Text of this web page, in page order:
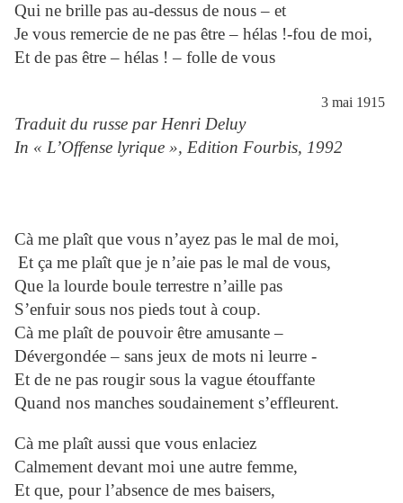
Qui ne brille pas au-dessus de nous – et
Je vous remercie de ne pas être – hélas !-fou de moi,
Et de pas être – hélas ! – folle de vous
3 mai 1915
Traduit du russe par Henri Deluy
In « L’Offense lyrique », Edition Fourbis, 1992
Cà me plaît que vous n’ayez pas le mal de moi,
Et ça me plaît que je n’aie pas le mal de vous,
Que la lourde boule terrestre n’aille pas
S’enfuir sous nos pieds tout à coup.
Cà me plaît de pouvoir être amusante –
Dévergondée – sans jeux de mots ni leurre -
Et de ne pas rougir sous la vague étouffante
Quand nos manches soudainement s’effleurent.
Cà me plaît aussi que vous enlaciez
Calmement devant moi une autre femme,
Et que, pour l’absence de mes baisers,